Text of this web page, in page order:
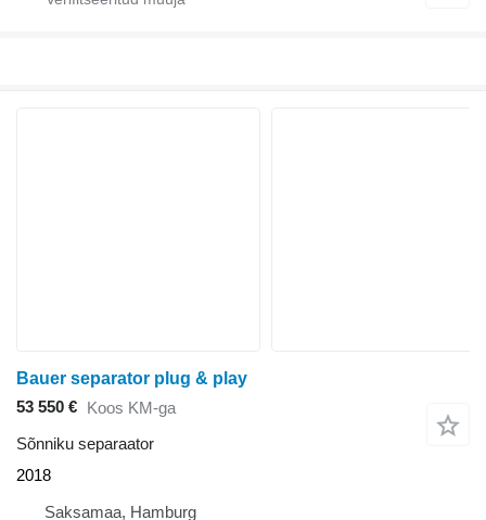
Bauer separator plug & play
53 550 € Koos KM-ga
Sõnniku separaator
2018
Saksamaa, Hamburg